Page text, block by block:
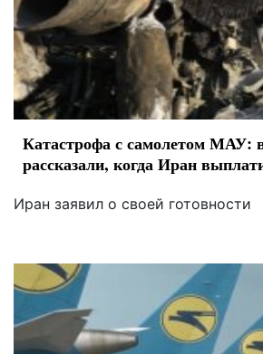
Катастрофа с самолетом
рассказали, когда Иран
Иран заявил о своей готовности